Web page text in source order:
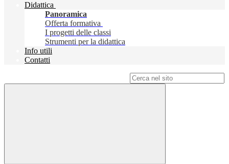
Didattica
Panoramica
Offerta formativa
I progetti delle classi
Strumenti per la didattica
Info utili
Contatti